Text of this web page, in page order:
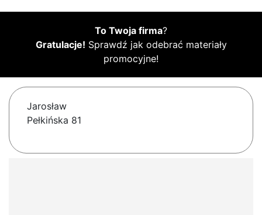
To Twoja firma?
Gratulacje! Sprawdź jak odebrać materiały
promocyjne!
Jarosław
Pełkińska 81